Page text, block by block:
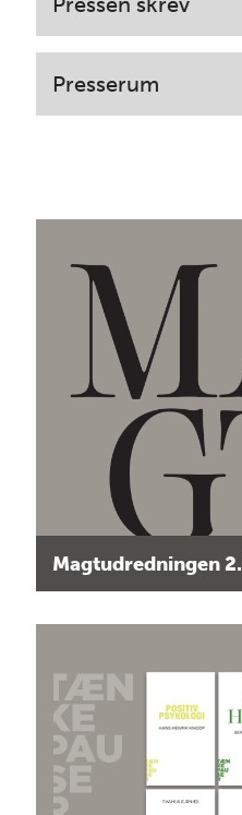
Presserum
Magtudredningen